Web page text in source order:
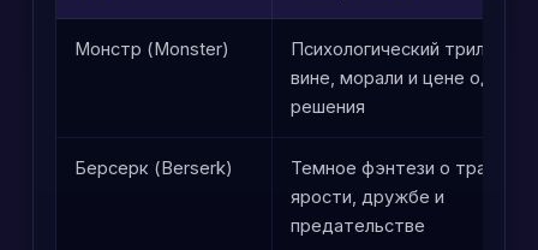
Монстр (Monster)
Психологический триллер о
вине, морали и цене одного
решения
Берсерк (Berserk)
Темное фэнтези о травме,
ярости, дружбе и
предательстве